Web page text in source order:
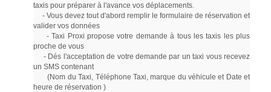
taxis pour préparer à l'avance vos déplacements.
- Vous devez tout d'abord remplir le formulaire de réservation et
valider vos données
- Taxi Proxi propose votre demande à tous les taxis les plus
proche de vous
- Dés l'acceptation de votre demande par un taxi vous recevez
un SMS contenant
(Nom du Taxi, Téléphone Taxi, marque du véhicule et Date et
heure de réservation )